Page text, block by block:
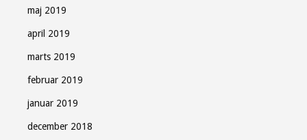
maj 2019
april 2019
marts 2019
februar 2019
januar 2019
december 2018